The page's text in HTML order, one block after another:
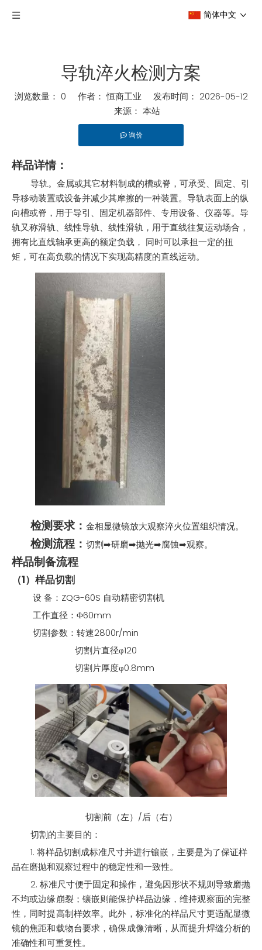
简体中文
导轨淬火检测方案
浏览数量： 0 作者： 恒商工业 发布时间： 2026-05-12
来源： 本站
询价
样品详情：
导轨。金属或其它材料制成的槽或脊，可承受、固定、引
导移动装置或设备并减少其摩擦的一种装置。导轨表面上的纵
向槽或脊，用于导引、固定机器部件、专用设备、仪器等。导
轨又称滑轨、线性导轨、线性滑轨，用于直线往复运动场合，
拥有比直线轴承更高的额定负载， 同时可以承担一定的扭
矩，可在高负载的情况下实现高精度的直线运动。
检测要求： 金相显微镜放大观察淬火位置组织情况。
检测流程： 切割➡研磨➡抛光➡腐蚀➡观察。
样品制备流程
（1）样品切割
设 备：ZQG-60S 自动精密切割机
工作直径：Φ60mm
切割参数：转速2800r/min
切割片直径φ120
切割片厚度φ0.8mm
切割前（左）/后（右）
切割的主要目的：
1. 将样品切割成标准尺寸并进行镶嵌，主要是为了保证样
品在磨抛和观察过程中的稳定性和一致性。
2. 标准尺寸便于固定和操作，避免因形状不规则导致磨抛
不均或边缘崩裂；镶嵌则能保护样品边缘，维持观察面的完整
性，同时提高制样效率。此外，标准化的样品尺寸更适配显微
镜的焦距和载物台要求，确保成像清晰，从而提升焊缝分析的
准确性和可重复性。